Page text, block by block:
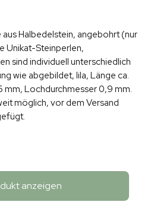
Halbedelstein, angebohrt (nur
Unikat-Steinperlen,
sind individuell unterschiedlich
wie abgebildet, lila, Länge ca.
mm, Lochdurchmesser 0,9 mm.
möglich, vor dem Versand
anzeigen